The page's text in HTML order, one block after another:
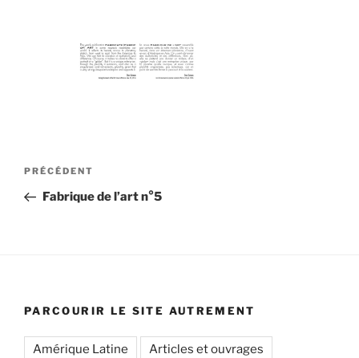
Navigation
l’article
Article
précédent
PRÉCÉDENT
Fabrique de l’art n°5
PARCOURIR LE SITE AUTREMENT
Amérique Latine Articles et ouvrages